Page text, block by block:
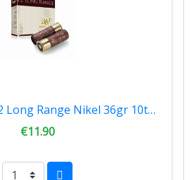
Φυσίγγια B&P F2 Long Range Nikel 36gr 10tmx 0054
€11.90